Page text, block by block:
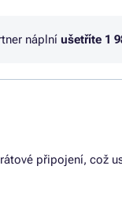
náplní ušetříte 1
připojení, což